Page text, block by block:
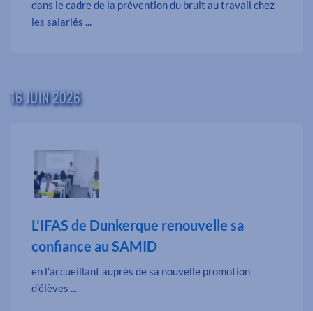
dans le cadre de la prévention du bruit au travail chez
les salariés ...
16 JUIN 2026
L’IFAS de Dunkerque renouvelle sa
confiance au SAMID
en l’accueillant auprès de sa nouvelle promotion
d’élèves ...